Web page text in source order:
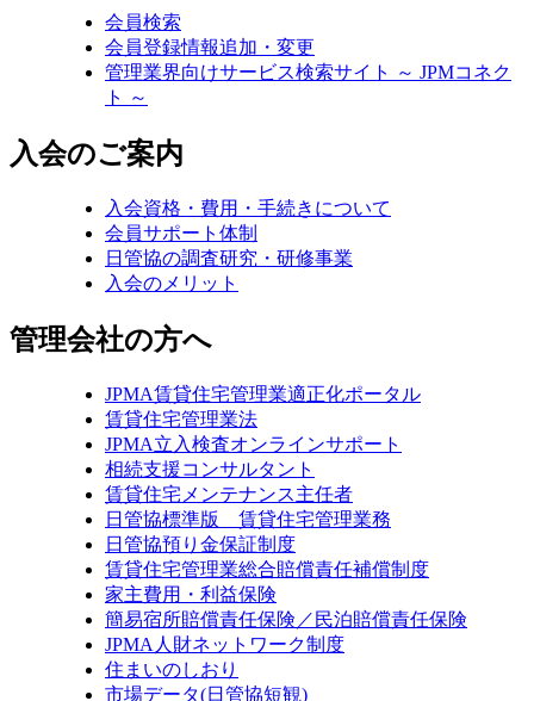
会員検索
会員登録情報追加・変更
管理業界向けサービス検索サイト ～ JPMコネク
ト ～
入会のご案内
入会資格・費用・手続きについて
会員サポート体制
日管協の調査研究・研修事業
入会のメリット
管理会社の方へ
JPMA賃貸住宅管理業適正化ポータル
賃貸住宅管理業法
JPMA立入検査オンラインサポート
相続支援コンサルタント
賃貸住宅メンテナンス主任者
日管協標準版 賃貸住宅管理業務
日管協預り金保証制度
賃貸住宅管理業総合賠償責任補償制度
家主費用・利益保険
簡易宿所賠償責任保険／民泊賠償責任保険
JPMA人財ネットワーク制度
住まいのしおり
市場データ(日管協短観)